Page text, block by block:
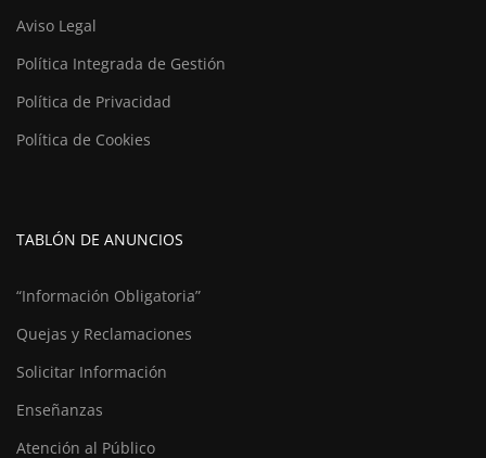
Aviso Legal
Política Integrada de Gestión
Política de Privacidad
Política de Cookies
TABLÓN DE ANUNCIOS
“Información Obligatoria”
Quejas y Reclamaciones
Solicitar Información
Enseñanzas
Atención al Público